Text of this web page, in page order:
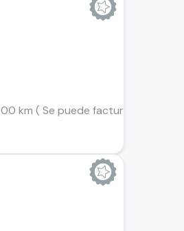
km ( Se puede facturar, precio